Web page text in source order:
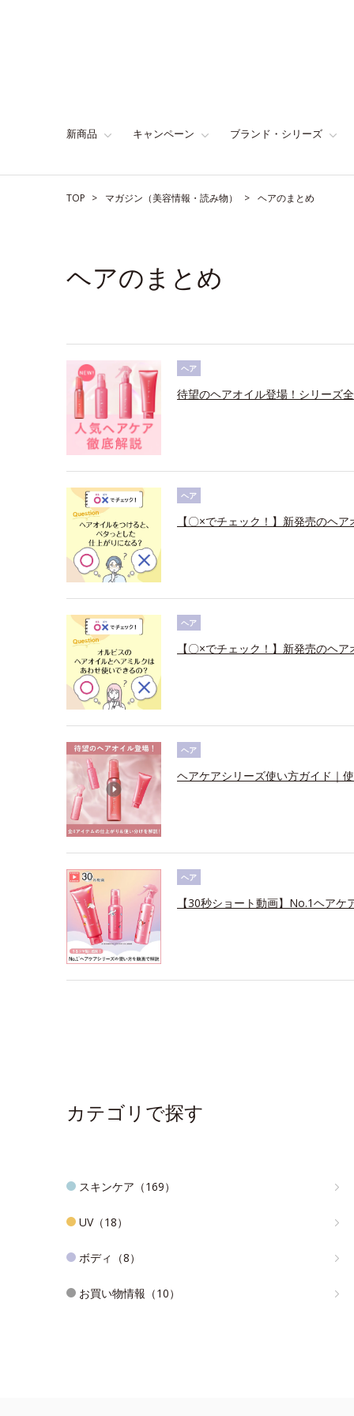
新商品 キャンペーン ブランド・シリーズ
TOP マガジン（美容情報・読み物） ヘアのまとめ
ヘアのまとめ
ヘア
待望のヘアオイル登場！シリーズ
ヘア
【〇×でチェック！】新発売のヘ
ヘア
【〇×でチェック！】新発売のヘ
ヘア
ヘアケアシリーズ使い方ガイド｜
ヘア
【30秒ショート動画】No.1ヘア
カテゴリで探す
スキンケア（169）
UV（18）
ボディ（8）
お買い物情報（10）